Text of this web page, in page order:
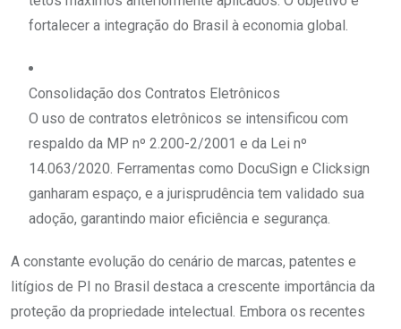
fortalecer a integração do Brasil à economia global.
Consolidação dos Contratos Eletrônicos
O uso de contratos eletrônicos se intensificou com
respaldo da MP nº 2.200-2/2001 e da Lei nº
14.063/2020. Ferramentas como DocuSign e Clicksign
ganharam espaço, e a jurisprudência tem validado sua
adoção, garantindo maior eficiência e segurança.
A constante evolução do cenário de marcas, patentes e
litígios de PI no Brasil destaca a crescente importância da
proteção da propriedade intelectual. Embora os recentes